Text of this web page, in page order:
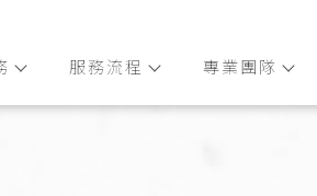
服務流程 專業團隊